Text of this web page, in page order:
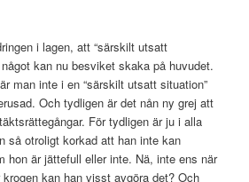
i lagen, att “särskilt utsatt
kan nu besviket skaka på huvudet.
man inte i en “särskilt utsatt situation”
Och tydligen är det nån ny grej att
För tydligen är ju i alla
så otroligt korkad att han inte kan
hon är jättefull eller inte. Nä, inte ens när
kan han visst avgöra det? Och